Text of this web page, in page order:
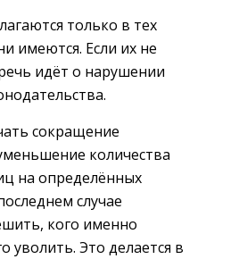
только в тех
имеются. Если их не
идёт о нарушении
сокращение
количества
на определённых
случае
кого именно
уволить. Это делается в